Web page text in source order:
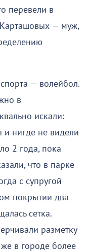
перевели в
— муж,
— волейбол.
в
искали:
и нигде не видели
2 года, пока
что в парке
с супругой
покрытии два
сетка.
разметку
в городе более